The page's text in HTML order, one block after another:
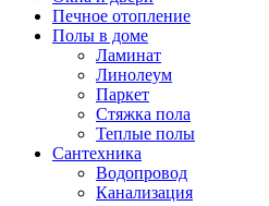
Печное отопление
Полы в доме
Ламинат
Линолеум
Паркет
Стяжка пола
Теплые полы
Сантехника
Водопровод
Канализация